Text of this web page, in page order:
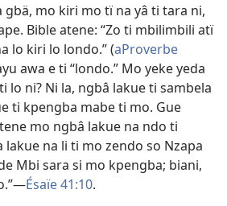
gbä, mo kiri mo tï na yâ ti tara ni,
Bible atene: “Zo ti mbilimbili atï
lo kiri lo londo.” (aProverbe
awa e ti “londo.” Mo yeke yeda
lo ni? Ni la, ngbâ lakue ti sambela
ti kpengba mabe ti mo. Gue
mo ngbâ lakue na ndo ti
lakue na li ti mo zendo so Nzapa
Mbi sara si mo kpengba; biani,
—Ésaïe 41:10.